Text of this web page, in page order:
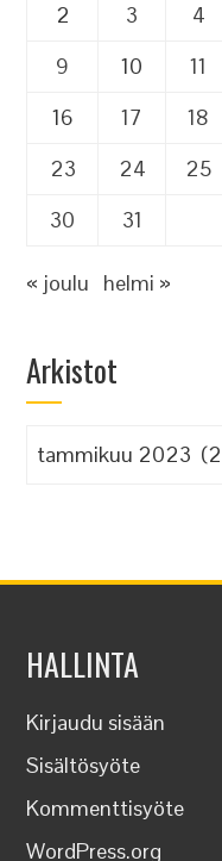
2
3 4
9
10 11
16
17 18
23
24 25
30
31
« joulu helmi »
Arkistot
Arkistot
HALLINTA
Kirjaudu sisään
Sisältösyöte
Kommenttisyöte
WordPress.org